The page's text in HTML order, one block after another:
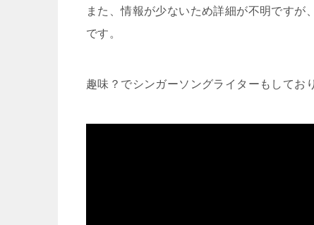
また、情報が少ないため詳細が不明ですが
です。
趣味？でシンガーソングライターもしてお